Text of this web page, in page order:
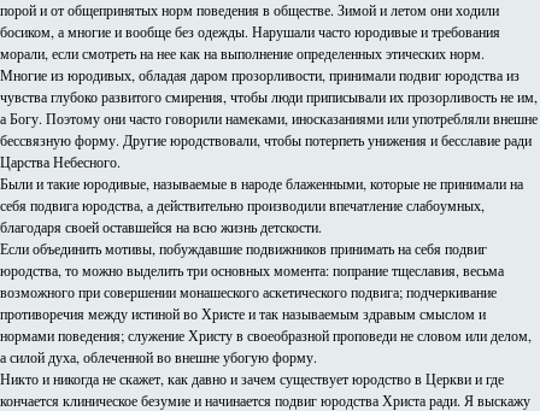
порой и от общепринятых норм поведения в обществе. Зимой и летом они ходили
босиком, а многие и вообще без одежды. Нарушали часто юродивые и требования
морали, если смотреть на нее как на выполнение определенных этических норм.
Многие из юродивых, обладая даром прозорливости, принимали подвиг юродства из
чувства глубоко развитого смирения, чтобы люди приписывали их прозорливость не им,
а Богу. Поэтому они часто говорили намеками, иносказаниями или употребляли внешне
бессвязную форму. Другие юродствовали, чтобы потерпеть унижения и бесславие ради
Царства Небесного.
Были и такие юродивые, называемые в народе блаженными, которые не принимали на
себя подвига юродства, а действительно производили впечатление слабоумных,
благодаря своей оставшейся на всю жизнь детскости.
Если объединить мотивы, побуждавшие подвижников принимать на себя подвиг
юродства, то можно выделить три основных момента: попрание тщеславия, весьма
возможного при совершении монашеского аскетического подвига; подчеркивание
противоречия между истиной во Христе и так называемым здравым смыслом и
нормами поведения; служение Христу в своеобразной проповеди не словом или делом,
а силой духа, облеченной во внешне убогую форму.
Никто и никогда не скажет, как давно и зачем существует юродство в Церкви и где
кончается клиническое безумие и начинается подвиг юродства Христа ради. Я выскажу